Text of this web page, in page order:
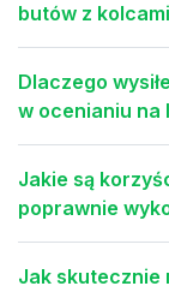
butów z
Dlaczego
w ocenianiu na
Jakie są
poprawnie
Jak skutecznie